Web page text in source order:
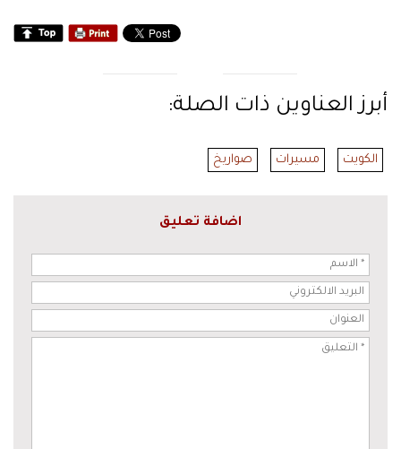
أبرز العناوين ذات الصلة:
الكويت مسيرات صواريخ
اضافة تعليق